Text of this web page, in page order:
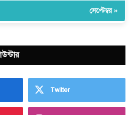
সেপ্টেম্বর »
Twitter